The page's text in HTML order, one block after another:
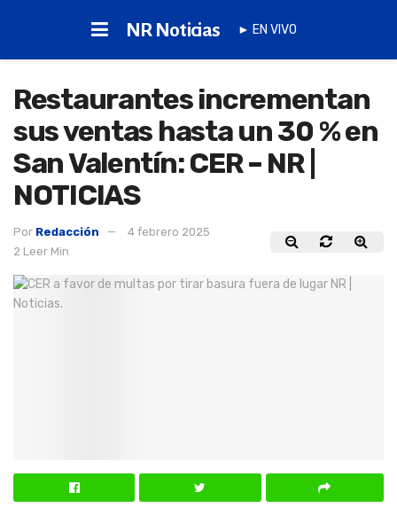
NR Noticias ► EN VIVO
Restaurantes incrementan
sus ventas hasta un 30 % en
San Valentín: CER – NR |
NOTICIAS
Por Redacción
4 febrero 2025
2 Leer Min